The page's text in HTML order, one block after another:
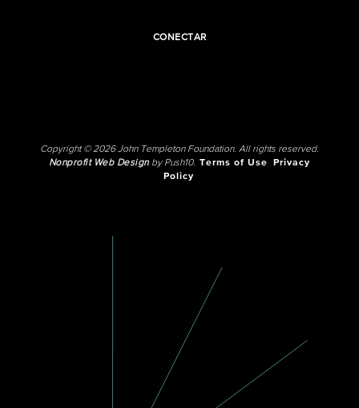
CONECTAR
Copyright © 2026 John Templeton Foundation. All rights reserved.
Nonprofit Web Designby Push10. Terms of Use
Privacy
Policy